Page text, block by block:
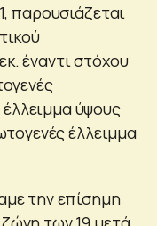
παρουσιάζεται
έναντι στόχου
ύψους
έλλειμμα
την επίσημη